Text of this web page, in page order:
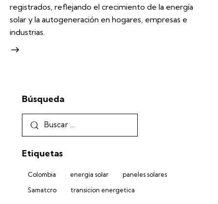
registrados, reflejando el crecimiento de la energía
solar y la autogeneración en hogares, empresas e
industrias.
Búsqueda
Etiquetas
Colombia energia solar
paneles solares
Samatcro
transicion energetica